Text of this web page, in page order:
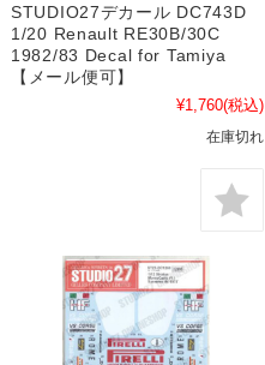
STUDIO27デカール DC743D
1/20 Renault RE30B/30C
1982/83 Decal for Tamiya
【メール便可】
¥1,760(税込)
在庫切れ